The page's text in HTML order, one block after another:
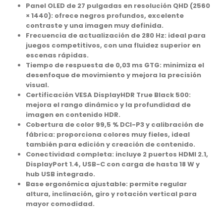
Panel OLED de 27 pulgadas en resolución QHD (2560
× 1440): ofrece negros profundos, excelente
contraste y una imagen muy definida.
Frecuencia de actualización de 280 Hz: ideal para
juegos competitivos, con una fluidez superior en
escenas rápidas.
Tiempo de respuesta de 0,03 ms GTG: minimiza el
desenfoque de movimiento y mejora la precisión
visual.
Certificación VESA DisplayHDR True Black 500:
mejora el rango dinámico y la profundidad de
imagen en contenido HDR.
Cobertura de color 99,5 % DCI-P3 y calibración de
fábrica: proporciona colores muy fieles, ideal
también para edición y creación de contenido.
Conectividad completa: incluye 2 puertos HDMI 2.1,
DisplayPort 1.4, USB-C con carga de hasta 18 W y
hub USB integrado.
Base ergonómica ajustable: permite regular
altura, inclinación, giro y rotación vertical para
mayor comodidad.